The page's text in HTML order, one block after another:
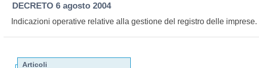
DECRETO 6 agosto 2004
Indicazioni operative relative alla gestione del registro delle imprese.